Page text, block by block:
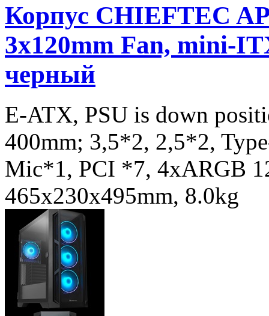
Корпус CHIEFTEC
3x120mm Fan, mini-
черный
E-ATX, PSU is down
400mm; 3,5*2, 2,5*2,
Mic*1, PCI *7, 4xARGB
465x230x495mm, 8.0kg